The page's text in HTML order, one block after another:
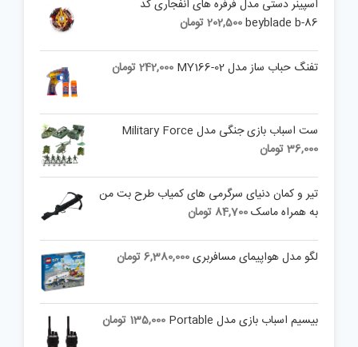
اسپینر دستی مدل فرفره های انفجاری کد
beyblade b-86
202,500تومان
تفنگ حباب ساز مدل MY166-02 242,000تومان
ست اسباب بازی جنگی مدل Military Force
36,000تومان
تیر و کمان دنیای سرگرمی های کمیاب طرح بت من
به همراه ماسک84,700 تومان
لگو مدل هواپیمای مسافربری6,380,000تومان
بیسیم اسباب بازی مدل Portable 135,000 تومان